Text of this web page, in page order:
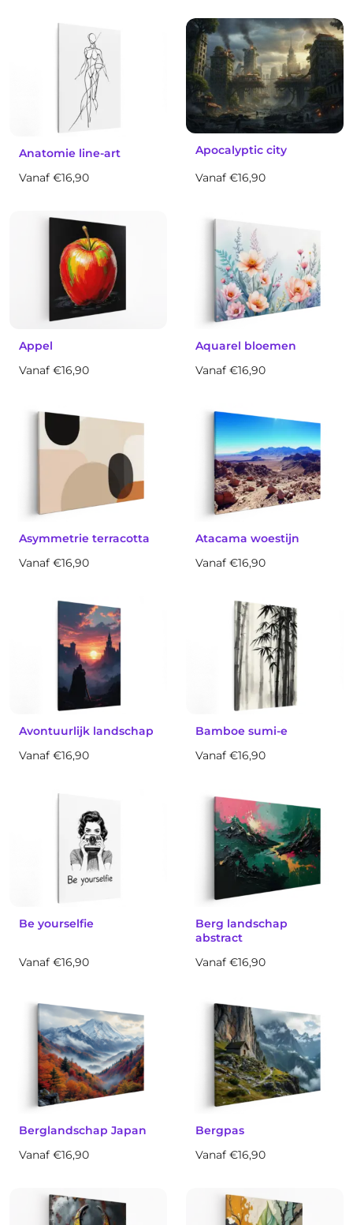
Anatomie line-art
Vanaf €16,90
Apocalyptic city
Vanaf €16,90
Appel
Vanaf €16,90
Aquarel bloemen
Vanaf €16,90
Asymmetrie terracotta
Vanaf €16,90
Atacama woestijn
Vanaf €16,90
Avontuurlijk landschap
Vanaf €16,90
Bamboe sumi-e
Vanaf €16,90
Be yourselfie
Vanaf €16,90
Berg landschap
abstract
Vanaf €16,90
Berglandschap Japan
Vanaf €16,90
Bergpas
Vanaf €16,90